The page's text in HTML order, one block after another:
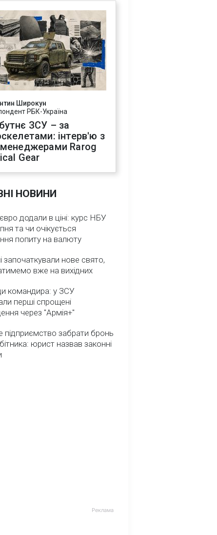
Широкун
РБК-Україна
ЗСУ – за
інтерв'ю з
Rarog
Gear
НОВИНИ
додали в ціні: курс НБУ
та чи очікується
попиту на валюту
започаткували нове свято,
вже на вихідних
командира: у ЗСУ
перші спрощені
через "Армія+"
забрати бронь
юрист назвав законні